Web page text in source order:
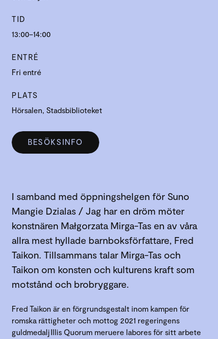
TID
13:00–14:00
ENTRÉ
Fri entré
PLATS
Hörsalen, Stadsbiblioteket
BESÖKSINFO
I samband med öppningshelgen för Suno
Mangie Dzialas / Jag har en dröm möter
konstnären Małgorzata Mirga-Tas en av våra
allra mest hyllade barnboksförfattare, Fred
Taikon. Tillsammans talar Mirga-Tas och
Taikon om konsten och kulturens kraft som
motstånd och brobryggare.
Fred Taikon är en förgrundsgestalt inom kampen för
romska rättigheter och mottog 2021 regeringens
guldmedalj Illis Quorum meruere labores för sitt arbete